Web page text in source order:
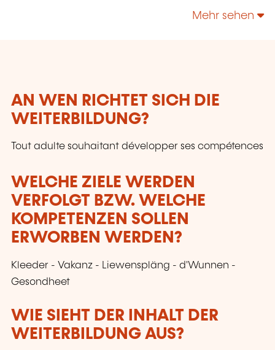
technologies, enrichir leur culture personnelle...
Mehr sehen
AN WEN RICHTET SICH DIE
WEITERBILDUNG?
Tout adulte souhaitant développer ses compétences
WELCHE ZIELE WERDEN
VERFOLGT BZW. WELCHE
KOMPETENZEN SOLLEN
ERWORBEN WERDEN?
Kleeder - Vakanz - Liewenspläng - d'Wunnen -
Gesondheet
WIE SIEHT DER INHALT DER
WEITERBILDUNG AUS?